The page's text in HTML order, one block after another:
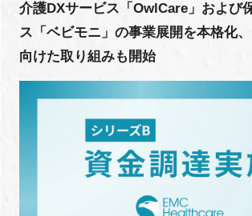
イベント
プログラム
ニュース・掲示板
介護DXサービス「OwlCare」および
ス「ベビモニ」の事業展開を本格化
向けた取り組みも開始